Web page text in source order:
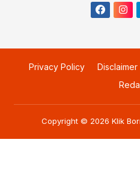
Privacy Policy Disclaimer
Copyright © 2026 Klik